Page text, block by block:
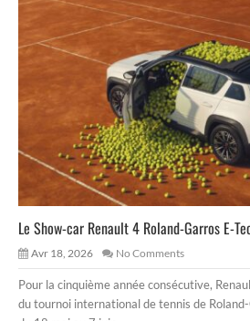
Le Show-car Renault 4 Roland-Garros E-
Avr 18, 2026 No Comments
Pour la cinquième année consécutive,
du tournoi international de tennis de